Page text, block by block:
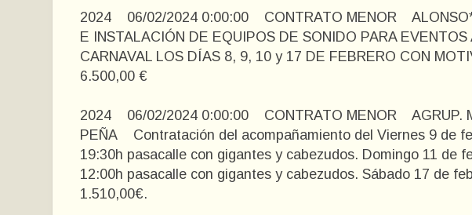
2024 06/02/2024 0:00:00 CONTRATO MENOR
E INSTALACIÓN DE EQUIPOS DE SONIDO PARA
CARNAVAL LOS DÍAS 8, 9, 10 y 17 DE FEBRERO CON
6.500,00 €
2024 06/02/2024 0:00:00 CONTRATO MENOR AGRUP.
PEÑA Contratación del acompañamiento del Viernes 9 de
19:30h pasacalle con gigantes y cabezudos. Domingo 11 de
12:00h pasacalle con gigantes y cabezudos. Sábado 17 de
1.510,00€.